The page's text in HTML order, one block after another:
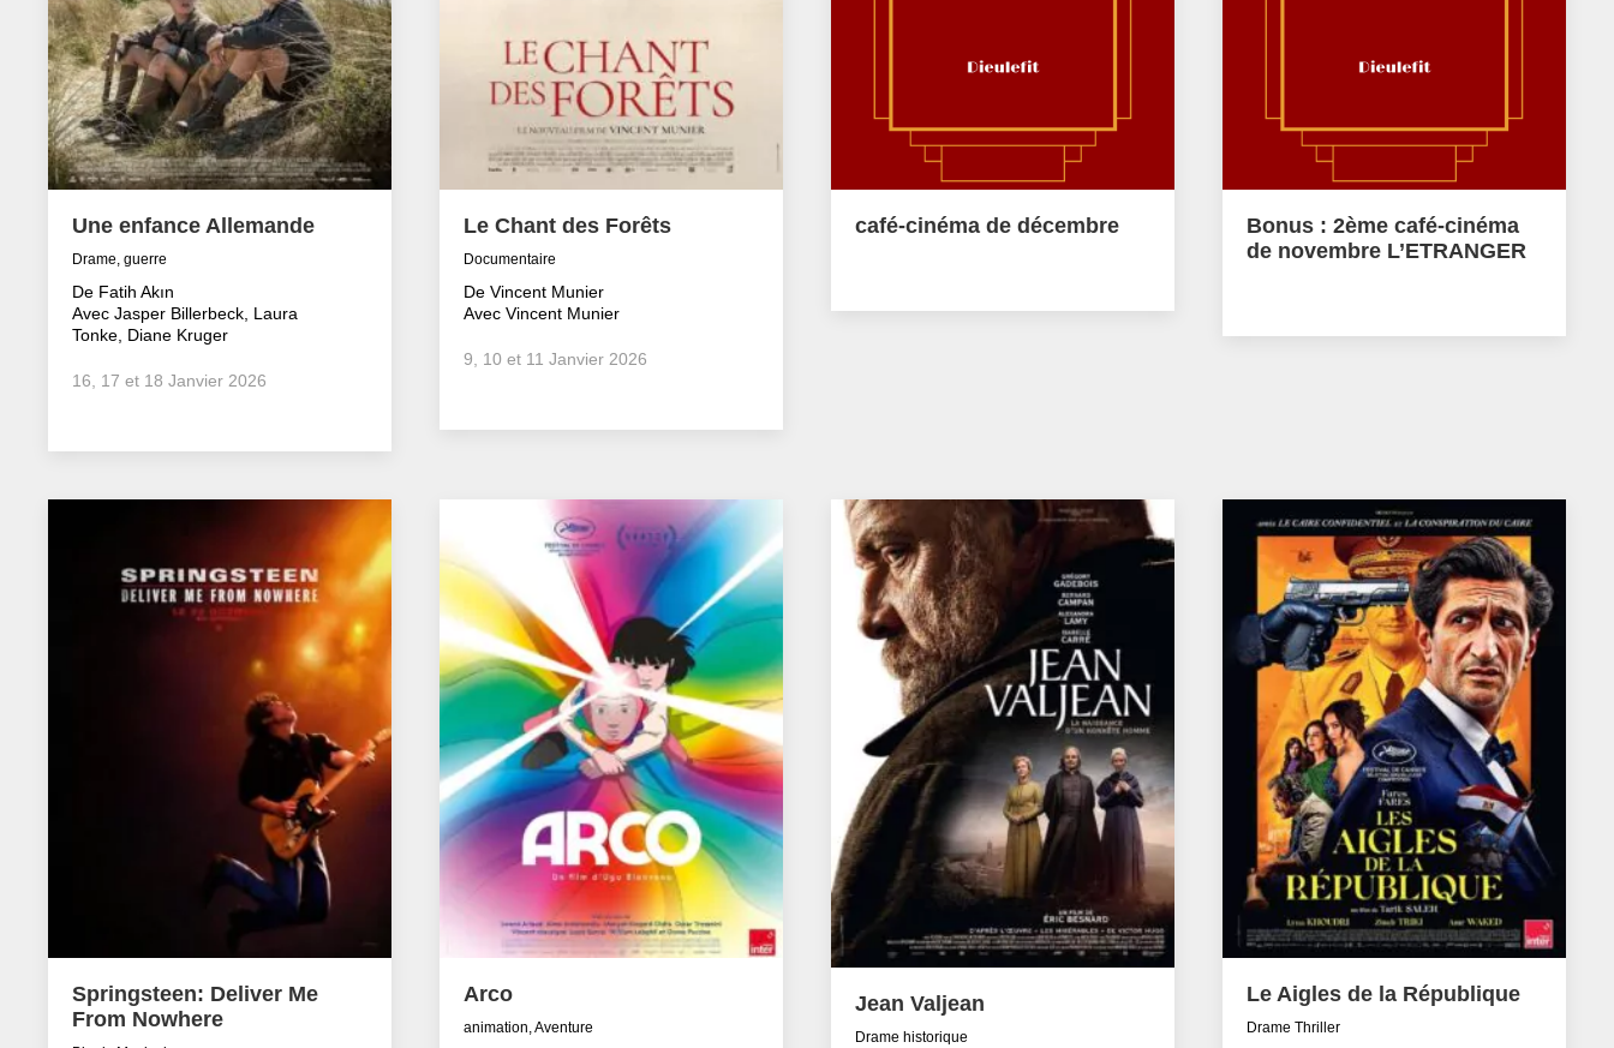
Une enfance Allemande
Drame, guerre
De Fatih Akın
Avec Jasper Billerbeck, Laura
Tonke, Diane Kruger
16, 17 et 18 Janvier 2026
Le Chant des Forêts
Documentaire
De Vincent Munier
Avec Vincent Munier
9, 10 et 11 Janvier 2026
café-cinéma de décembre
Bonus : 2ème café-cinéma
de novembre L’ETRANGER
Springsteen: Deliver Me
From Nowhere
Arco
animation, Aventure
Jean Valjean
Drame historique
Le Aigles de la République
Drame Thriller